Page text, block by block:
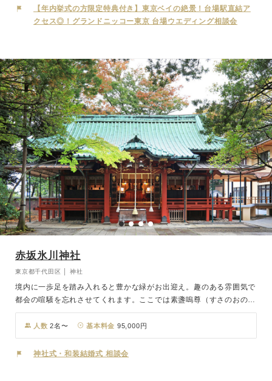
で天から降ってくるかのように聞こえる聖歌隊の歌声や拍手、そして
天井からの七色の光が誓いの瞬間をより印象的なものにしてくれま
【年内挙式の方限定特典付き】東京ベイの絶景！台場駅直結ア
クセス◎！グランドニッコー東京 台場ウエディング相談会
赤坂氷川神社
東京都千代田区 │ 神社
境内に一歩足を踏み入れると豊かな緑がお出迎え。趣のある雰囲気で
都会の喧騒を忘れさせてくれます。ここでは素盞嗚尊（すさのおのみ
こと）、奇稲田姫命（くしいなだひめのみこと）、大己貴命 （おお
なむぢのみこと）をおまつりしています。「厄除け」「良縁・縁結
び」「家内安全」「商売繁盛」の御神徳があり、多くの人々が参拝に
おとずれる由緒正しい神社です。「参進」で雅楽の奏でる中、おふた
人数 2名〜 基本料金 95,000円
神社式・和装結婚式 相談会